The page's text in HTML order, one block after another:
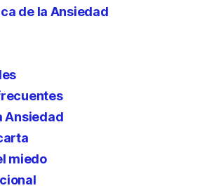
de la Ansiedad
Ansiedad
miedo